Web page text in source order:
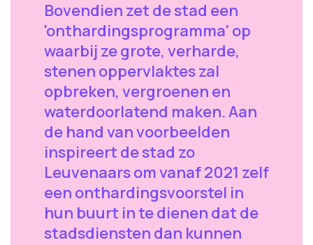
Bovendien zet de stad een
'onthardingsprogramma' op
waarbij ze grote, verharde,
stenen oppervlaktes zal
opbreken, vergroenen en
waterdoorlatend maken. Aan
de hand van voorbeelden
inspireert de stad zo
Leuvenaars om vanaf 2021 zelf
een onthardingsvoorstel in
hun buurt in te dienen dat de
stadsdiensten dan kunnen